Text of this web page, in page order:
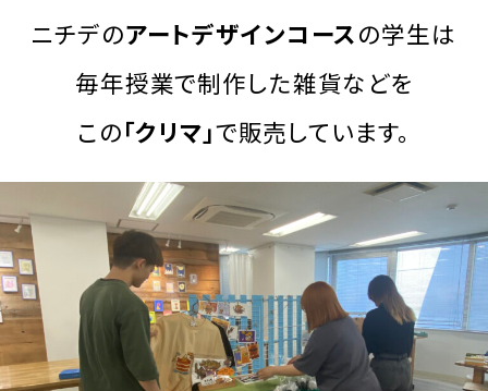
ニチデのアートデザインコースの学生は
毎年授業で制作した雑貨などを
この「クリマ」で販売しています。